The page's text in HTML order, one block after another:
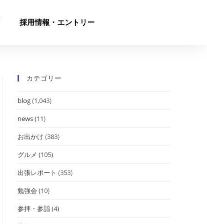
採用情報・エントリー
カテゴリー
blog(1,043)
news(11)
お出かけ (383)
グルメ (105)
出張レポート (353)
勉強会 (10)
参拝・参詣(4)